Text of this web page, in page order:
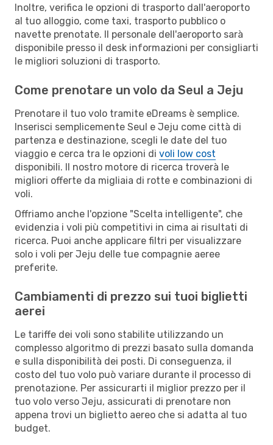
Inoltre, verifica le opzioni di trasporto dall'aeroporto
al tuo alloggio, come taxi, trasporto pubblico o
navette prenotate. Il personale dell'aeroporto sarà
disponibile presso il desk informazioni per consigliarti
le migliori soluzioni di trasporto.
Come prenotare un volo da Seul a Jeju
Prenotare il tuo volo tramite eDreams è semplice.
Inserisci semplicemente Seul e Jeju come città di
partenza e destinazione, scegli le date del tuo
viaggio e cerca tra le opzioni di voli low cost
disponibili. Il nostro motore di ricerca troverà le
migliori offerte da migliaia di rotte e combinazioni di
voli.
Offriamo anche l'opzione "Scelta intelligente", che
evidenzia i voli più competitivi in cima ai risultati di
ricerca. Puoi anche applicare filtri per visualizzare
solo i voli per Jeju delle tue compagnie aeree
preferite.
Cambiamenti di prezzo sui tuoi biglietti
aerei
Le tariffe dei voli sono stabilite utilizzando un
complesso algoritmo di prezzi basato sulla domanda
e sulla disponibilità dei posti. Di conseguenza, il
costo del tuo volo può variare durante il processo di
prenotazione. Per assicurarti il miglior prezzo per il
tuo volo verso Jeju, assicurati di prenotare non
appena trovi un biglietto aereo che si adatta al tuo
budget.